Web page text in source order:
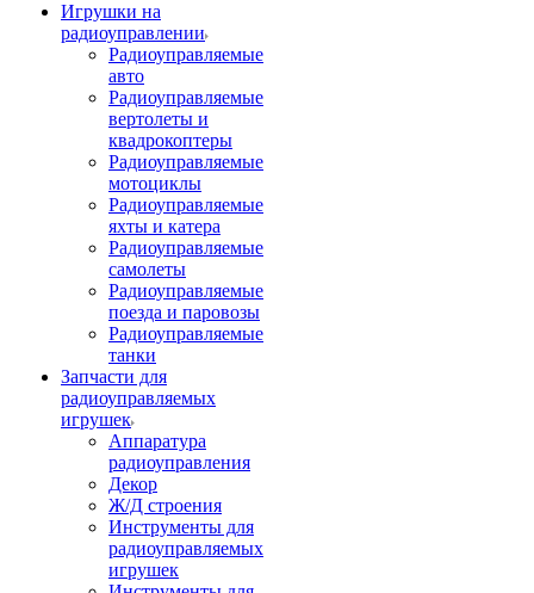
Игрушки на
радиоуправлении
Радиоуправляемые
авто
Радиоуправляемые
вертолеты и
квадрокоптеры
Радиоуправляемые
мотоциклы
Радиоуправляемые
яхты и катера
Радиоуправляемые
самолеты
Радиоуправляемые
поезда и паровозы
Радиоуправляемые
танки
Запчасти для
радиоуправляемых
игрушек
Аппаратура
радиоуправления
Декор
Ж/Д строения
Инструменты для
радиоуправляемых
игрушек